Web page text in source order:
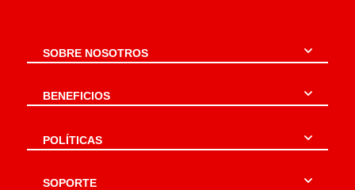
SOBRE NOSOTROS
BENEFICIOS
POLÍTICAS
SOPORTE